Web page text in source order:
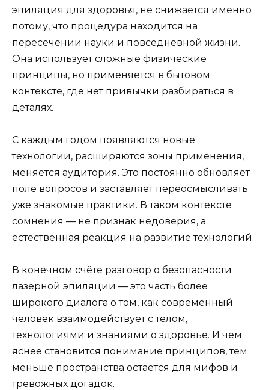
эпиляция для здоровья, не снижается именно
потому, что процедура находится на
пересечении науки и повседневной жизни.
Она использует сложные физические
принципы, но применяется в бытовом
контексте, где нет привычки разбираться в
деталях.
С каждым годом появляются новые
технологии, расширяются зоны применения,
меняется аудитория. Это постоянно обновляет
поле вопросов и заставляет переосмысливать
уже знакомые практики. В таком контексте
сомнения — не признак недоверия, а
естественная реакция на развитие технологий.
В конечном счёте разговор о безопасности
лазерной эпиляции — это часть более
широкого диалога о том, как современный
человек взаимодействует с телом,
технологиями и знаниями о здоровье. И чем
яснее становится понимание принципов, тем
меньше пространства остаётся для мифов и
тревожных догадок.